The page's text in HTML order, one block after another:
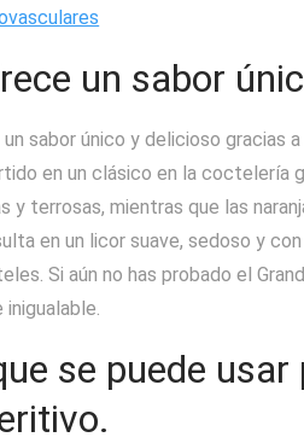
un sabor
sabor único y delicioso gracias
en un clásico en la coctelería
y terrosas, mientras que las
en un licor suave, sedoso y
Si aún no has probado el
se puede usar